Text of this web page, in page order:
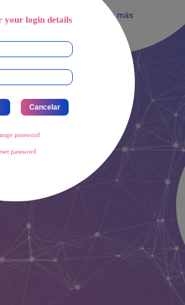
Leer más
your login details
password
password